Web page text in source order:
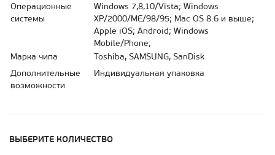
Операционные
системы
Windows 7,8,10/Vista; Windows
XP/2000/ME/98/95; Mac OS 8.6 и выше;
Apple iOS; Android; Windows
Mobile/Phone;
Марка чипа
Toshiba, SAMSUNG, SanDisk
Дополнительные
возможности
Индивидуальная упаковка
ВЫБЕРИТЕ КОЛИЧЕСТВО